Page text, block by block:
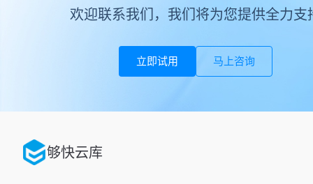
欢迎联系我们，我们将为您提供全力支
立即试用 马上咨询
够快云库